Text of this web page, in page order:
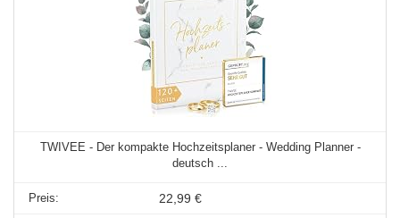
TWIVEE - Der kompakte Hochzeitsplaner - Wedding Planner -
deutsch ...
22,99 €